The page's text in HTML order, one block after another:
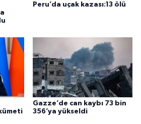
Peru’da uçak kazası:13 ölü
Gazze’de can kaybı 73 bin
356’ya yükseldi